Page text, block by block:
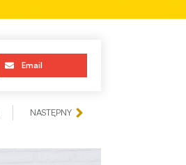
Email
NASTĘPNY